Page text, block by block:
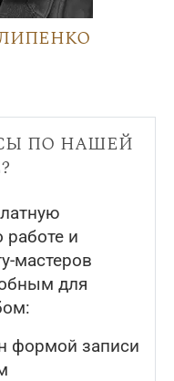
по нашей
работе и
мастеров
для
формой записи